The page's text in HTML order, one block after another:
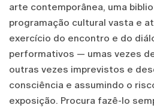
arte contemporânea, uma
programação cultural vasta e
exercício do encontro e do
performativos — umas vezes
outras vezes imprevistos e
consciência e assumindo o
exposição. Procura fazê-lo